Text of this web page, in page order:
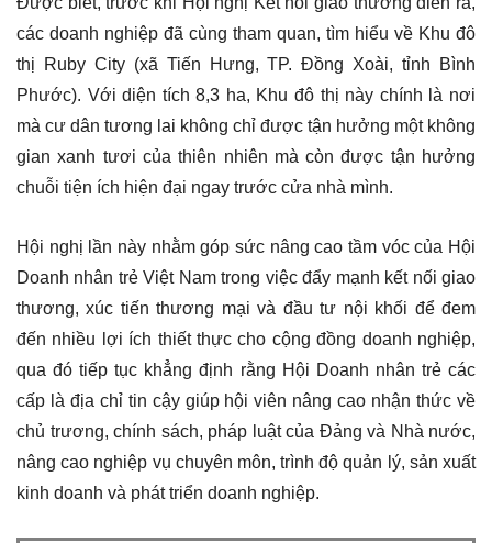
các doanh nghiệp đã cùng tham quan, tìm hiểu về Khu đô
thị Ruby City (xã Tiến Hưng, TP. Đồng Xoài, tỉnh Bình
Phước). Với diện tích 8,3 ha, Khu đô thị này chính là nơi
mà cư dân tương lai không chỉ được tận hưởng một không
gian xanh tươi của thiên nhiên mà còn được tận hưởng
chuỗi tiện ích hiện đại ngay trước cửa nhà mình.
Hội nghị lần này nhằm góp sức nâng cao tầm vóc của Hội
Doanh nhân trẻ Việt Nam trong việc đẩy mạnh kết nối giao
thương, xúc tiến thương mại và đầu tư nội khối để đem
đến nhiều lợi ích thiết thực cho cộng đồng doanh nghiệp,
qua đó tiếp tục khẳng định rằng Hội Doanh nhân trẻ các
cấp là địa chỉ tin cậy giúp hội viên nâng cao nhận thức về
chủ trương, chính sách, pháp luật của Đảng và Nhà nước,
nâng cao nghiệp vụ chuyên môn, trình độ quản lý, sản xuất
kinh doanh và phát triển doanh nghiệp.